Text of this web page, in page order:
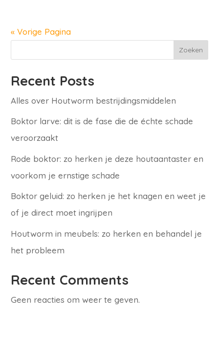
« Vorige Pagina
Zoeken
Recent Posts
Alles over Houtworm bestrijdingsmiddelen
Boktor larve: dit is de fase die de échte schade
veroorzaakt
Rode boktor: zo herken je deze houtaantaster en
voorkom je ernstige schade
Boktor geluid: zo herken je het knagen en weet je
of je direct moet ingrijpen
Houtworm in meubels: zo herken en behandel je
het probleem
Recent Comments
Geen reacties om weer te geven.